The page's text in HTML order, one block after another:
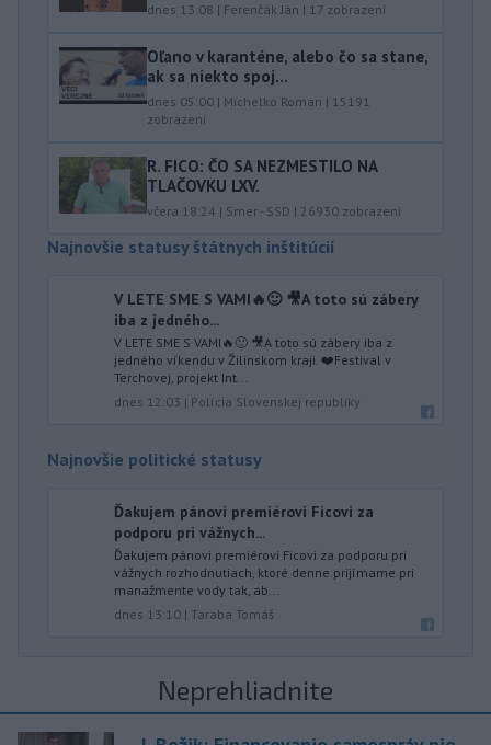
dnes 13:08 | Ferenčák Ján | 17 zobrazení
Oľano v karanténe, alebo čo sa stane,
ak sa niekto spoj...
dnes 05:00 | Michelko Roman | 15191
zobrazení
R. FICO: ČO SA NEZMESTILO NA
TLAČOVKU LXV.
včera 18:24 | Smer - SSD | 26930 zobrazení
Najnovšie statusy štátnych inštitúcií
V LETE SME S VAMI🔥🙂 🎥A toto sú zábery
iba z jedného...
V LETE SME S VAMI🔥🙂 🎥A toto sú zábery iba z
jedného víkendu v Žilinskom kraji. ❤️Festival v
Terchovej, projekt Int...
dnes 12:03 | Polícia Slovenskej republiky
Najnovšie politické statusy
Ďakujem pánovi premiérovi Ficovi za
podporu pri vážnych...
Ďakujem pánovi premiérovi Ficovi za podporu pri
vážnych rozhodnutiach, ktoré denne prijímame pri
manažmente vody tak, ab...
dnes 13:10 | Taraba Tomáš
Neprehliadnite